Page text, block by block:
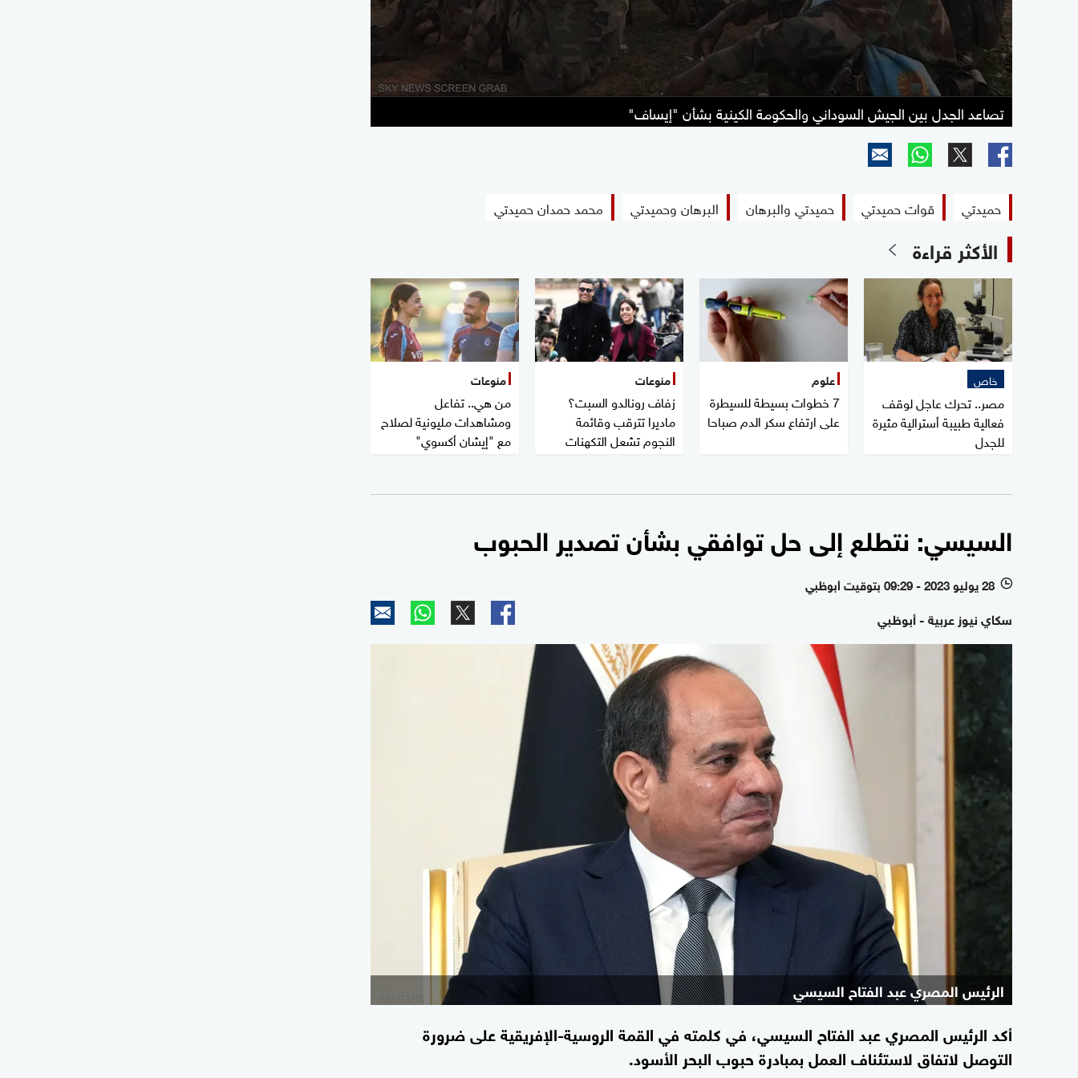
تصاعد الجدل بين الجيش السوداني والحكومة الكينية بشأن "إيساف"
حميدتي قوات حميدتي حميدتي والبرهان البرهان وحميدتي محمد حمدان حميدتي
الأكثر قراءة
خاص
مصر.. تحرك عاجل لوقف
فعالية طبيبة أسترالية مثيرة
للجدل
علوم
7 خطوات بسيطة للسيطرة
على ارتفاع سكر الدم صباحا
منوعات
زفاف رونالدو السبت؟
ماديرا تترقب وقائمة
النجوم تشعل التكهنات
منوعات
من هي.. تفاعل
ومشاهدات مليونية لصلاح
مع "إيشان أكسوي"
السيسي: نتطلع إلى حل توافقي بشأن تصدير الحبوب
l 28 يوليو 2023 - 09:29 بتوقيت أبوظبي
سكاي نيوز عربية - أبوظبي
الرئيس المصري عبد الفتاح السيسي
أكد الرئيس المصري عبد الفتاح السيسي، في كلمته في القمة الروسية-الإفريقية على ضرورة
التوصل لاتفاق لاستئناف العمل بمبادرة حبوب البحر الأسود.